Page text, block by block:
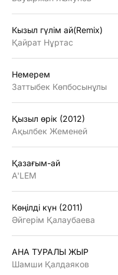
Кызыл гүлiм ай(Remix)
Қайрат Нұртас
Немерем
Заттыбек Көпбосынұлы
Қызыл өрiк (2012)
Ақылбек Жеменей
Қазағым-ай
A'LEM
Көңiлдi күн (2011)
Әйгерiм Қалаубаева
АНА ТУРАЛЫ ЖЫР
Шамши Қалдаяков